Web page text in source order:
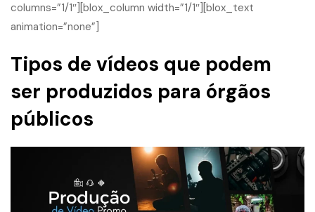
columns=”1/1″][blox_column width=”1/1″][blox_text
animation=”none”]
Tipos de vídeos que podem
ser produzidos para órgãos
públicos